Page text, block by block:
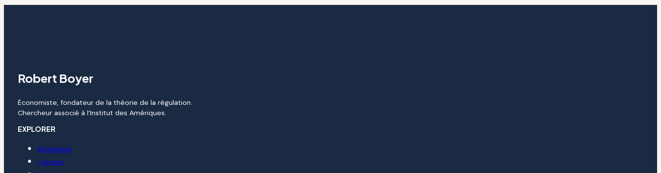
Robert Boyer
Économiste, fondateur de la théorie de la régulation.
Chercheur associé à l’Institut des Amériques.
EXPLORER
Biographie
L’œuvre